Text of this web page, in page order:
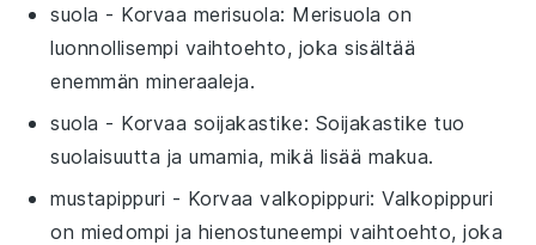
suola - Korvaa merisuola: Merisuola on
luonnollisempi vaihtoehto, joka sisältää
enemmän mineraaleja.
suola - Korvaa soijakastike: Soijakastike tuo
suolaisuutta ja umamia, mikä lisää makua.
mustapippuri - Korvaavalkopippuri: Valkopippuri
on miedompi ja hienostuneempi vaihtoehto, joka